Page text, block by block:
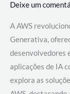
Deixe um
A AWS
Generativa,
desenvolvedores
aplicações de IA
explora as